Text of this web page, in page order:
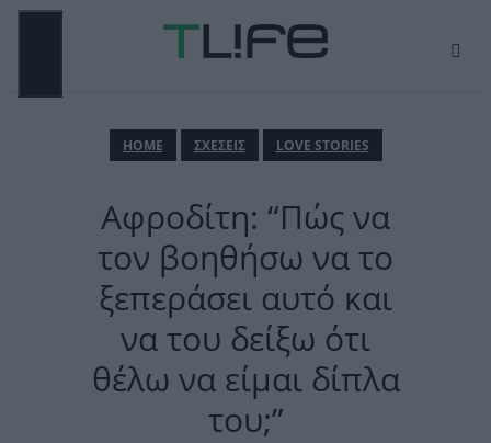
Μετάβαση
ΗΟΜΕ ΣΧΕΣΕΙΣ LOVE STORIES
Αφροδίτη: “Πώς να
τον βοηθήσω να το
ξεπεράσει αυτό και
να του δείξω ότι
θέλω να είμαι δίπλα
του;”